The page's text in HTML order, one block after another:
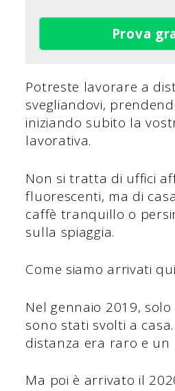
Prova
Potreste lavorare a
svegliandovi,
iniziando subito la
lavorativa.
Non si tratta di uffici
fluorescenti, ma di
caffè tranquillo o
sulla spiaggia.
Come siamo arrivati
Nel gennaio 2019,
sono stati svolti a
distanza era raro e un
Ma poi è arrivato il